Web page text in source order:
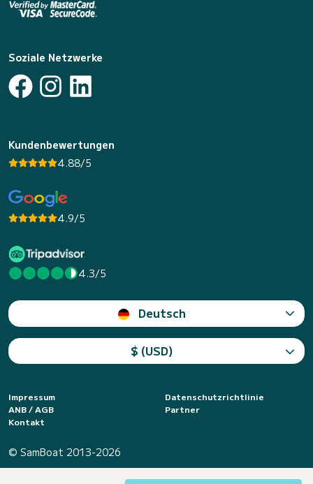
Soziale Netzwerke
Kundenbewertungen
4.88/5
4.9/5
4.3/5
Deutsch
$ (USD)
Impressum
Datenschutzrichtlinie
ANB / AGB
Partner
Kontakt
© SamBoat 2013-2026